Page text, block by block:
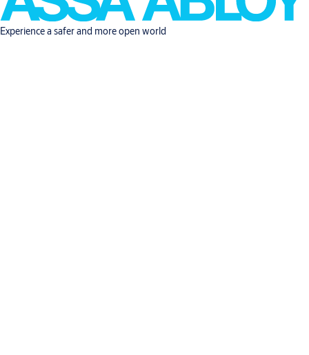
Experience a safer and more open world